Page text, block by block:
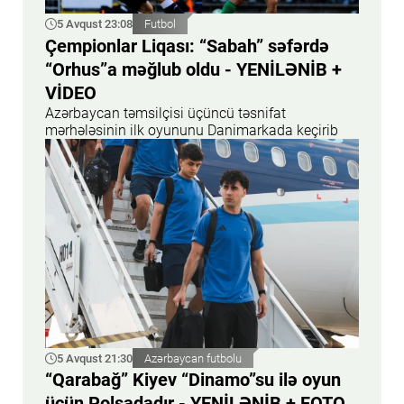
5 Avqust 23:08 Futbol
Çempionlar Liqası: “Sabah” səfərdə
“Orhus”a məğlub oldu - YENİLƏNİB +
VİDEO
Azərbaycan təmsilçisi üçüncü təsnifat
mərhələsinin ilk oyununu Danimarkada keçirib
5 Avqust 21:30 Azərbaycan futbolu
“Qarabağ” Kiyev “Dinamo”su ilə oyun